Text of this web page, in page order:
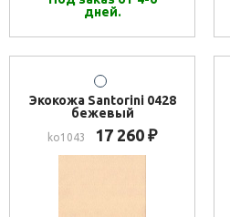
дней.
Экокожа Santorini 0428
бежевый
ko1043 17 260 ₽